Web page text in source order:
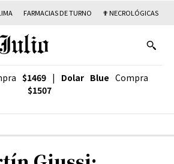
FARMACIAS DE TURNO ✟ NECROLÓGICAS
$1469 | Dolar Blue Compra
$1507